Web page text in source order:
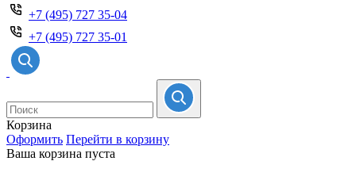
+7 (495) 727 35-04
+7 (495) 727 35-01
Корзина
Оформить Перейти в корзину
Ваша корзина пуста